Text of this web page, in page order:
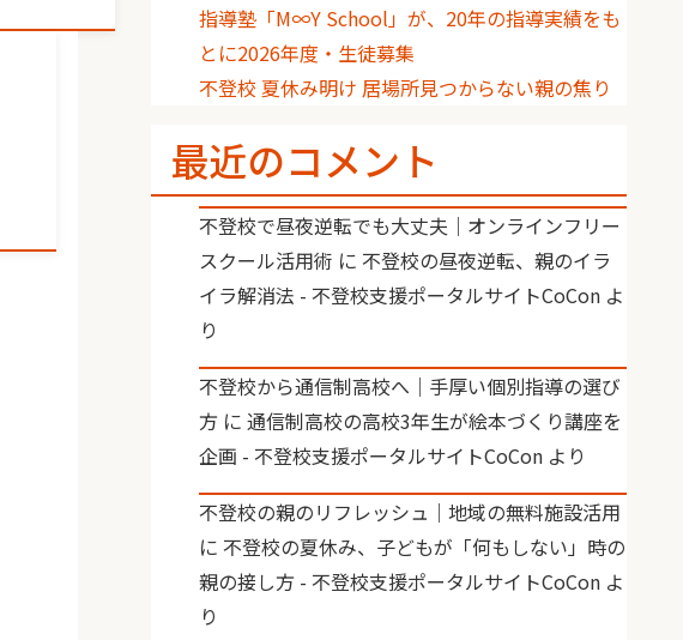
指導塾「M∞Y School」が、20年の指導実績をも
とに2026年度・生徒募集
不登校 夏休み明け 居場所見つからない親の焦り
最近のコメント
不登校で昼夜逆転でも大丈夫｜オンラインフリー
スクール活用術 に 不登校の昼夜逆転、親のイラ
イラ解消法 - 不登校支援ポータルサイトCoCon よ
り
不登校から通信制高校へ｜手厚い個別指導の選び
方 に通信制高校の高校3年生が絵本づくり講座を
企画 - 不登校支援ポータルサイトCoCon より
不登校の親のリフレッシュ｜地域の無料施設活用
に 不登校の夏休み、子どもが「何もしない」時の
親の接し方 - 不登校支援ポータルサイトCoCon よ
り